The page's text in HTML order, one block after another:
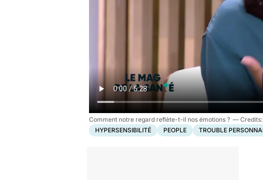
Comment notre regard reflète-t-il nos émotions ?
HYPERSENSIBILITÉ
PEOPLE TROUBLE